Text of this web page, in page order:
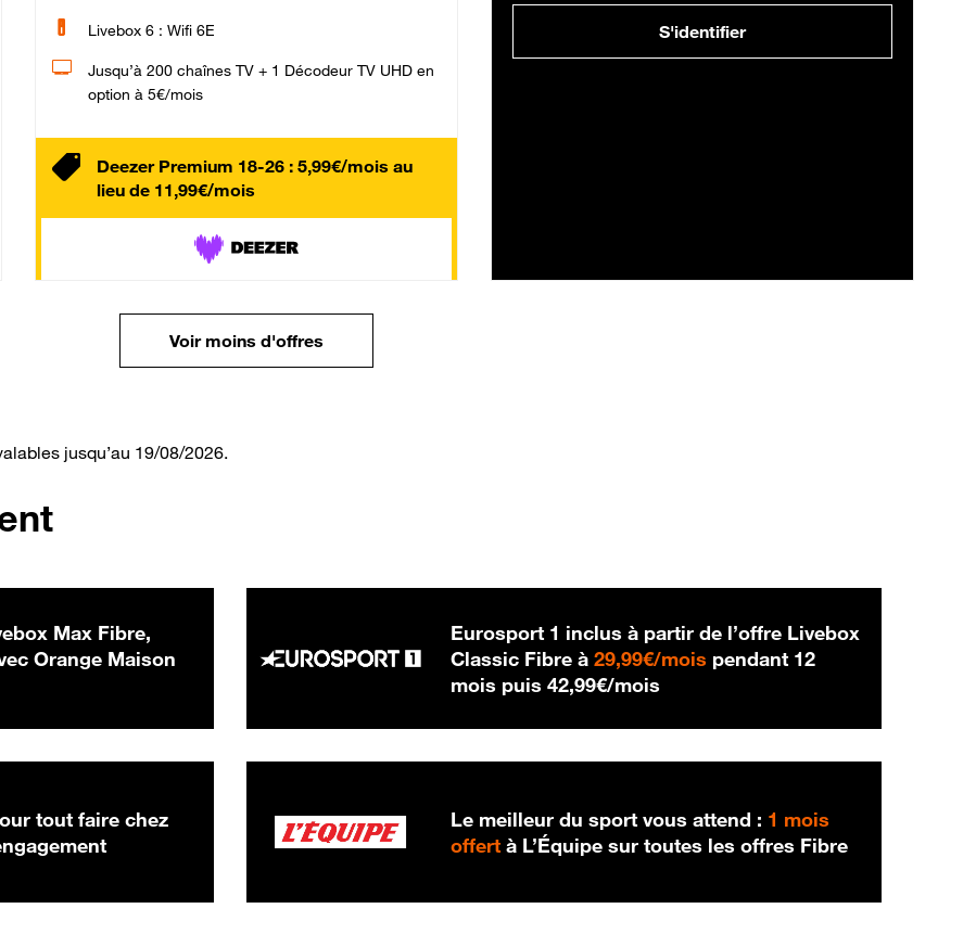
Livebox 6 : Wifi 6E
Jusqu’à 200 chaînes TV + 1 Décodeur TV UHD en
option à 5€/mois
Deezer Premium 18-26 : 5,99€/mois au
lieu de 11,99€/mois
S'identifier
Voir moins d'offres
jusqu’au 19/08/2026.
Max Fibre,
€ par mois
Orange Maison
Eurosport 1 inclus à partir de l’offre Livebox
Classic Fibre à29,99€/mois 29,99 € par mois
pendant 12
mois puis42,99€/mois
tout faire chez
Le meilleur du sport vous attend : 1 mois
offert à L’Équipe sur toutes les offres Fibre